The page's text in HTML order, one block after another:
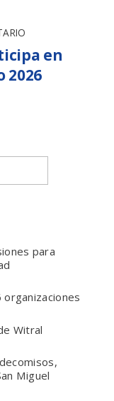
en
2026
para
Witral
Miguel